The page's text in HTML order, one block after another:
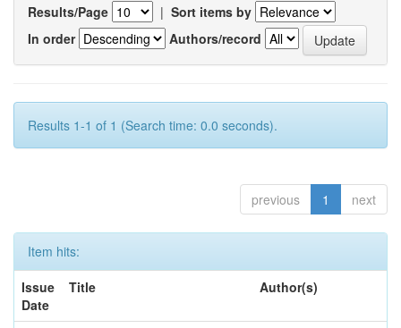
Results/Page | Sort items by
In order
Authors/record
Results 1-1 of 1 (Search time: 0.0 seconds).
previous 1 next
Item hits:
Issue
Date
Title Author(s)